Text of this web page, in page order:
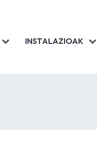
INSTALAZIOAK